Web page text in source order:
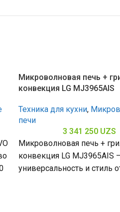
Микроволновая печь +
конвекция LG MJ3965AIS
Техника для кухни,
печи
3 341 250 UZS
Микроволновая печь +
конвекция LG MJ3965AIS
универсальность и стиль